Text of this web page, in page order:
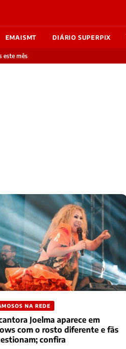
EMAISMT DIÁRIO SUPERPIX
este mês
NA REDE
Joelma aparece em
com o rosto diferente e fãs
confira